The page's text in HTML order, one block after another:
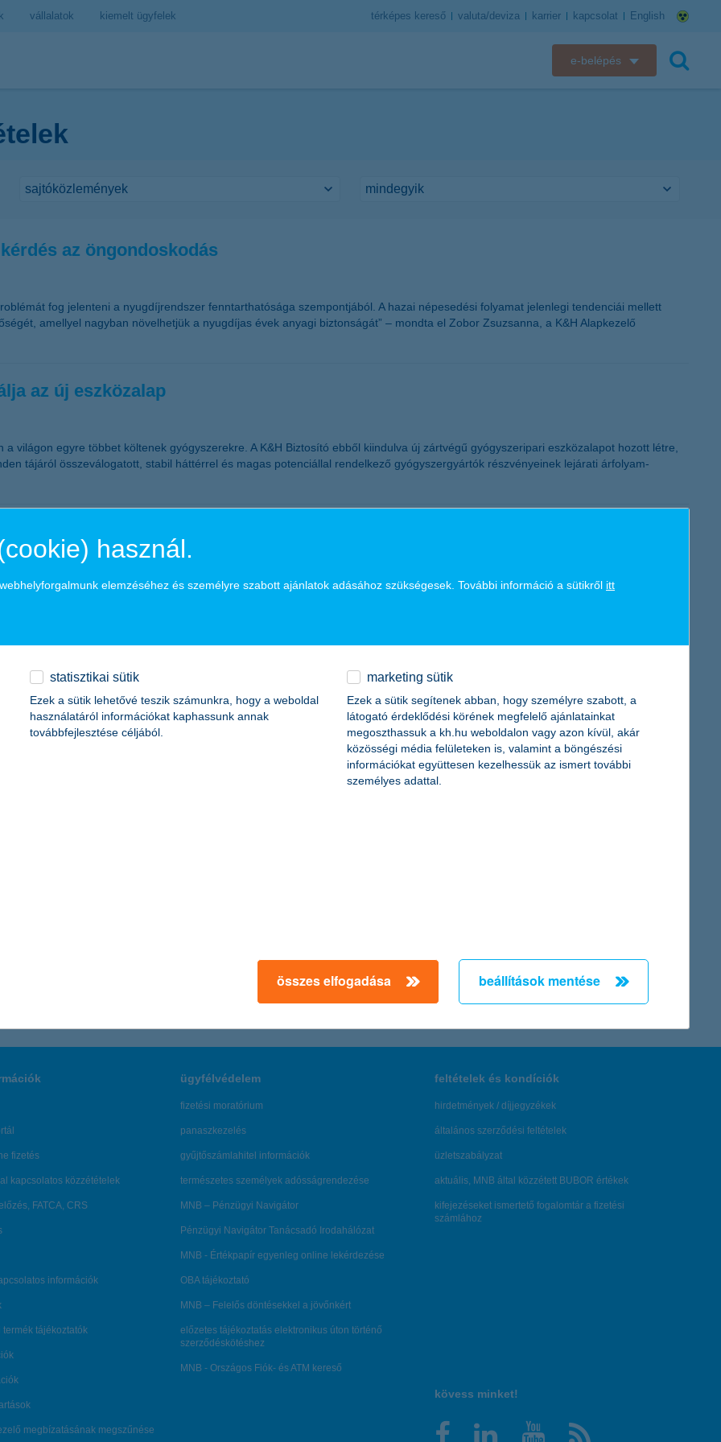
vállalatok kiemelt ügyfelek térképes kereső valuta/deviza karrier kapcsolat English
e-belépés
az öngondoskodás
fog jelenteni a nyugdíjrendszer fenntarthatósága szempontjából. A hazai népesedési folyamat jelenlegi tendenciái mellett
amellyel nagyban növelhetjük a nyugdíjas évek anyagi biztonságát” – mondta el Zobor Zsuzsanna, a K&H Alapkezelő
az új eszközalap
világon egyre többet költenek gyógyszerekre. A K&H Biztosító ebből kiindulva új zártvégű gyógyszeripari eszközalapot hozott létre,
tájáról összeválogatott, stabil háttérrel és magas potenciállal rendelkező gyógyszergyártók részvényeinek lejárati árfolyam-
hogy sajnos bármikor történhet olyan politikai, gazdasági vagy természeti esemény, amelynek hatására a részvény- és
alacsony kamatkörnyezet miatt ugyanakkor korlátozott a biztonságos bankbetétekben elhelyezett megtakarítások hozama, ezért idén
akcióval
24 órás előzetes hitelbírálattal és május 31-ig induló banki költségek nélkül igényelhetőek.
fizetés
kapcsolatos közzétételek
FATCA, CRS
információk
termék tájékoztatók
megbízatásának megszűnése
ügyfélvédelem
fizetési moratórium
panaszkezelés
gyűjtőszámlahitel információk
természetes személyek adósságrendezése
MNB – Pénzügyi Navigátor
Pénzügyi Navigátor Tanácsadó Irodahálózat
MNB - Értékpapír egyenleg online lekérdezése
OBA tájékoztató
MNB – Felelős döntésekkel a jövőnkért
előzetes tájékoztatás elektronikus úton történő
szerződéskötéshez
MNB - Országos Fiók- és ATM kereső
feltételek és kondíciók
hirdetmények / díjjegyzékek
általános szerződési feltételek
üzletszabályzat
aktuális, MNB által közzétett BUBOR értékek
kifejezéseket ismertető fogalomtár a fizetési
számlához
kövess minket!
használ.
elemzéséhez és személyre szabott ajánlatok adásához szükségesek. További információ a sütikről itt
statisztikai sütik
Ezek a sütik lehetővé teszik számunkra, hogy a weboldal
használatáról információkat kaphassunk annak
továbbfejlesztése céljából.
marketing sütik
Ezek a sütik segítenek abban, hogy személyre szabott, a
látogató érdeklődési körének megfelelő ajánlatainkat
megoszthassuk a kh.hu weboldalon vagy azon kívül, akár
közösségi média felületeken is, valamint a böngészési
információkat együttesen kezelhessük az ismert további
személyes adattal.
összes elfogadása beállítások mentése